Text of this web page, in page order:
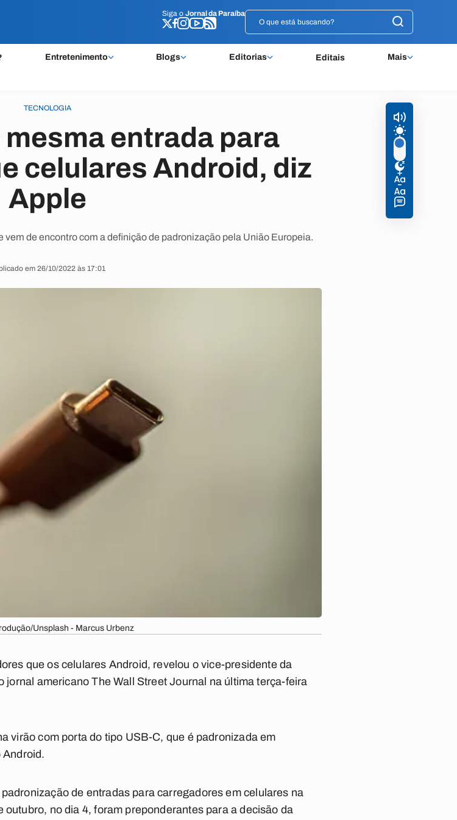
Siga o Jornal da Paraíba
Entretenimento Blogs Editorias Editais Mais
Siga o Jornal da Paraíba
TECNOLOGIA
entrada para
celulares Android, diz
Apple
de encontro com a definição de padronização pela União Europeia.
em 26/10/2022 às 17:01
Unsplash - Marcus Urbenz
que os celulares Android, revelou o vice-presidente da
americano The Wall Street Journal na última terça-feira
virão com porta do tipo USB-C, que é padronizada em
Android.
de entradas para carregadores em celulares na
no dia 4, foram preponderantes para a decisão da